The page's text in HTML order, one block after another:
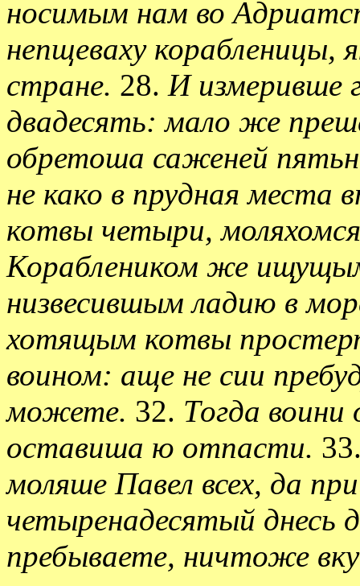
носимым нам во
непщеваху корабленицы,
стране. 28. И измеривше
двадесять: мало же
обретоша саженей
не како в прудная места
котвы четыри,
Кораблеником же
низвесившым ладию в
хотящым котвы
воином: аще не сии
можете. 32. Тогда
оставиша ю отпасти.
моляше Павел всех, да
четыренадесятый днесь
пребываете, ничтоже